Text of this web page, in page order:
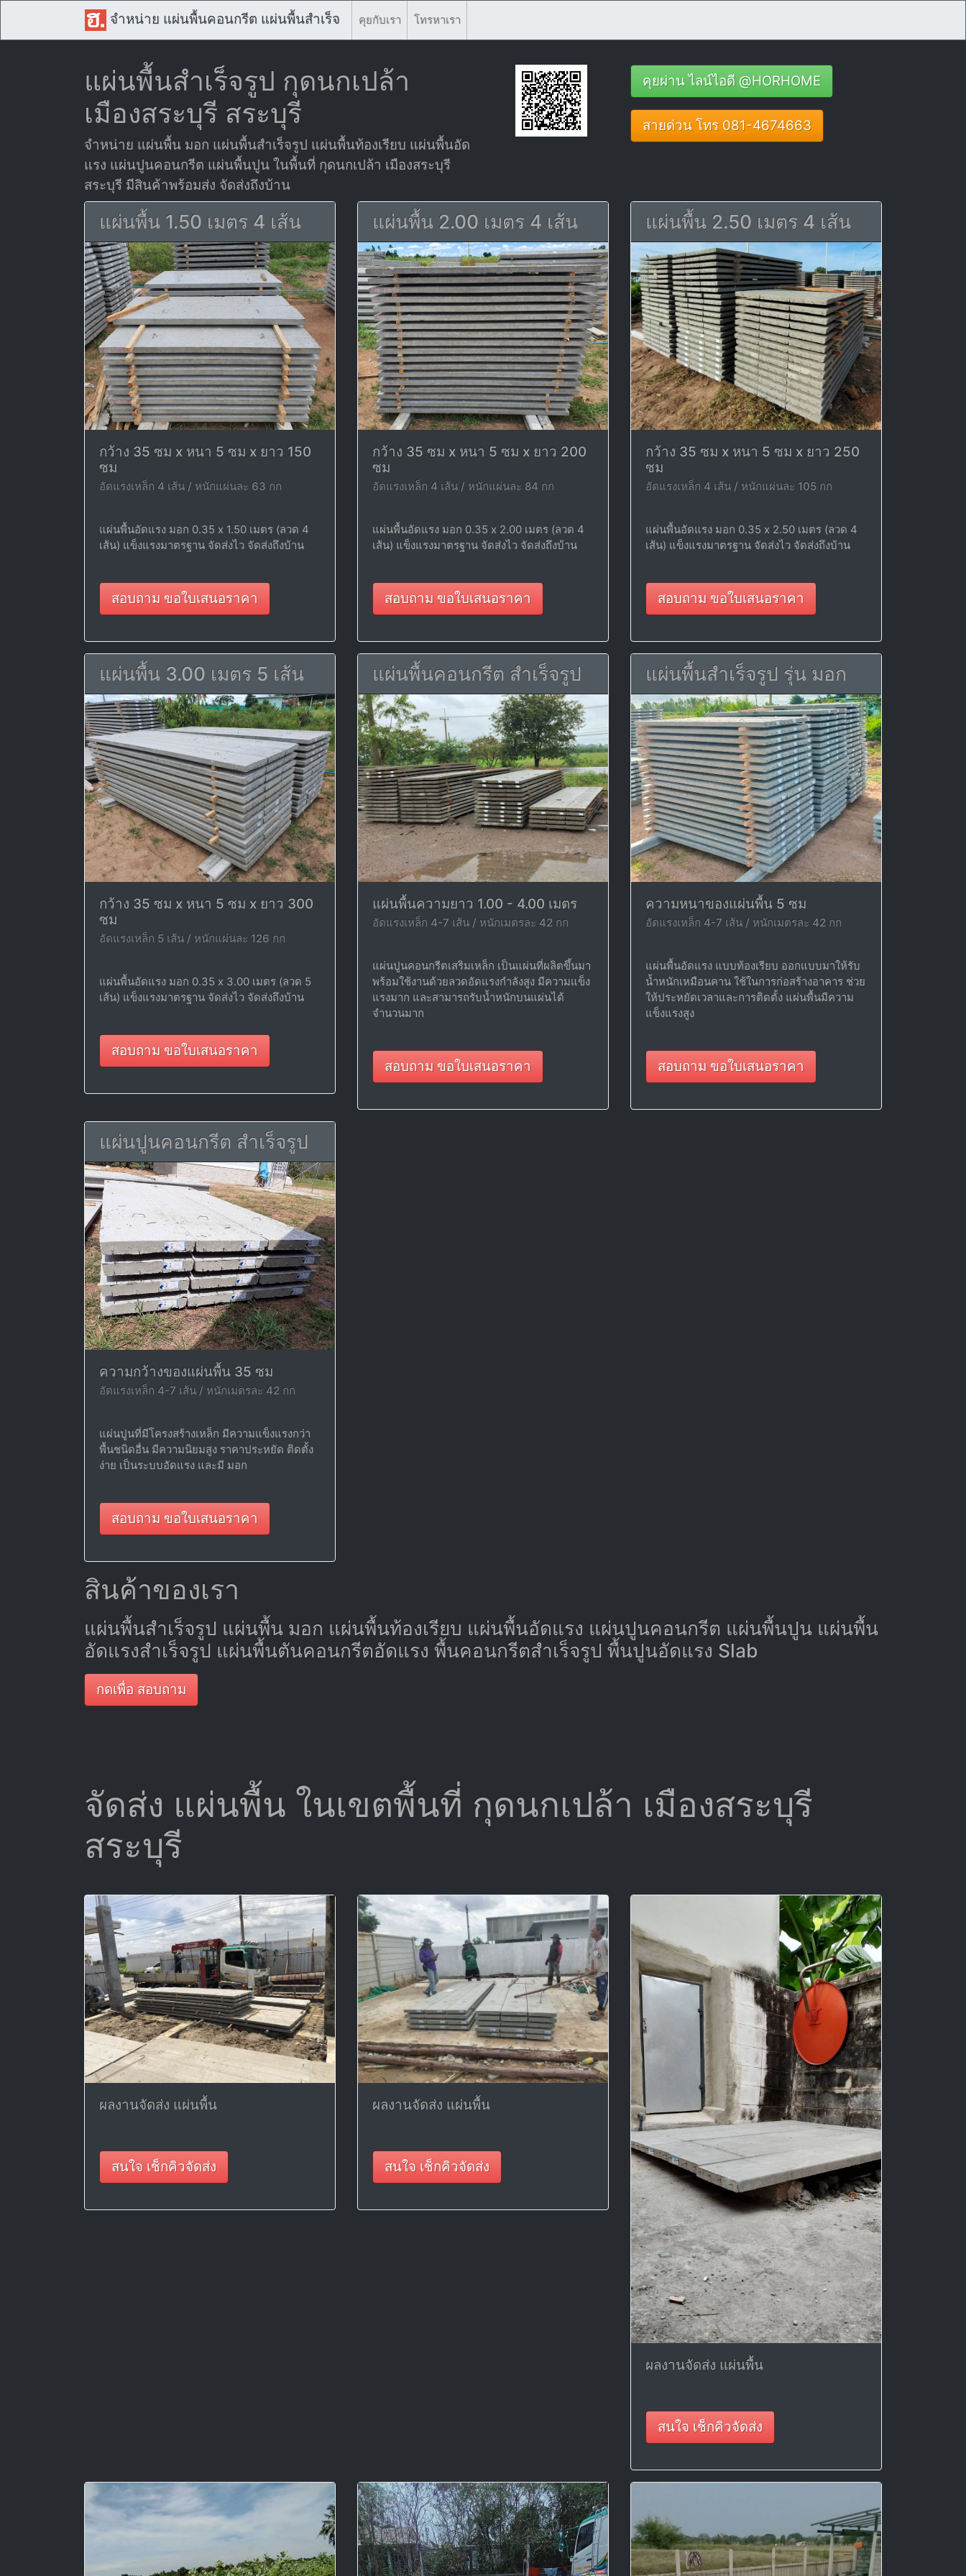
จำหน่าย แผ่นพื้นคอนกรีต แผ่นพื้นสำเร็จ คุยกับเรา โทรหาเรา
แผ่นพื้นสำเร็จรูป กุดนกเปล้า
เมืองสระบุรี สระบุรี
จำหน่าย แผ่นพื้น มอก แผ่นพื้นสำเร็จรูป แผ่นพื้นท้องเรียบ แผ่นพื้นอัด
แรง แผ่นปูนคอนกรีต แผ่นพื้นปูน ในพื้นที่ กุดนกเปล้า เมืองสระบุรี
สระบุรี มีสินค้าพร้อมส่ง จัดส่งถึงบ้าน
คุยผ่าน ไลน์ไอดี @HORHOME
สายด่วน โทร 081-4674663
แผ่นพื้น 1.50 เมตร 4 เส้น
กว้าง 35 ซม x หนา 5 ซม x ยาว 150
ซม
อัดแรงเหล็ก 4 เส้น / หนักแผ่นละ 63 กก
แผ่นพื้นอัดแรง มอก 0.35 x 1.50 เมตร (ลวด 4
เส้น) แข็งแรงมาตรฐาน จัดส่งไว จัดส่งถึงบ้าน
สอบถาม ขอใบเสนอราคา
แผ่นพื้น 2.00 เมตร 4 เส้น
กว้าง 35 ซม x หนา 5 ซม x ยาว 200
ซม
อัดแรงเหล็ก 4 เส้น / หนักแผ่นละ 84 กก
แผ่นพื้นอัดแรง มอก 0.35 x 2.00 เมตร (ลวด 4
เส้น) แข็งแรงมาตรฐาน จัดส่งไว จัดส่งถึงบ้าน
สอบถาม ขอใบเสนอราคา
แผ่นพื้น 2.50 เมตร 4 เส้น
กว้าง 35 ซม x หนา 5 ซม x ยาว 250
ซม
อัดแรงเหล็ก 4 เส้น / หนักแผ่นละ 105 กก
แผ่นพื้นอัดแรง มอก 0.35 x 2.50 เมตร (ลวด 4
เส้น) แข็งแรงมาตรฐาน จัดส่งไว จัดส่งถึงบ้าน
สอบถาม ขอใบเสนอราคา
แผ่นพื้น 3.00 เมตร 5 เส้น
กว้าง 35 ซม x หนา 5 ซม x ยาว 300
ซม
อัดแรงเหล็ก 5 เส้น / หนักแผ่นละ 126 กก
แผ่นพื้นอัดแรง มอก 0.35 x 3.00 เมตร (ลวด 5
เส้น) แข็งแรงมาตรฐาน จัดส่งไว จัดส่งถึงบ้าน
สอบถาม ขอใบเสนอราคา
แผ่นพื้นคอนกรีต สำเร็จรูป
แผ่นพื้นความยาว 1.00 - 4.00 เมตร
อัดแรงเหล็ก 4-7 เส้น / หนักเมตรละ 42 กก
แผ่นปูนคอนกรีตเสริมเหล็ก เป็นแผ่นที่ผลิตขึ้นมา
พร้อมใช้งานด้วยลวดอัดแรงกำลังสูง มีความแข็ง
แรงมาก และสามารถรับน้ำหนักบนแผ่นได้
จำนวนมาก
สอบถาม ขอใบเสนอราคา
แผ่นพื้นสำเร็จรูป รุ่น มอก
ความหนาของแผ่นพื้น 5 ซม
อัดแรงเหล็ก 4-7 เส้น / หนักเมตรละ 42 กก
แผ่นพื้นอัดแรง แบบท้องเรียบ ออกแบบมาให้รับ
น้ำหนักเหมือนคาน ใช้ในการก่อสร้างอาคาร ช่วย
ให้ประหยัดเวลาและการติดตั้ง แผ่นพื้นมีความ
แข็งแรงสูง
สอบถาม ขอใบเสนอราคา
แผ่นปูนคอนกรีต สำเร็จรูป
ความกว้างของแผ่นพื้น 35 ซม
อัดแรงเหล็ก 4-7 เส้น / หนักเมตรละ 42 กก
แผ่นปูนที่มีโครงสร้างเหล็ก มีความแข็งแรงกว่า
พื้นชนิดอื่น มีความนิยมสูง ราคาประหยัด ติดตั้ง
ง่าย เป็นระบบอัดแรง และมี มอก
สอบถาม ขอใบเสนอราคา
สินค้าของเรา
แผ่นพื้นสำเร็จรูป แผ่นพื้น มอก แผ่นพื้นท้องเรียบ แผ่นพื้นอัดแรง แผ่นปูนคอนกรีต แผ่นพื้นปูน แผ่นพื้น
อัดแรงสำเร็จรูป แผ่นพื้นตันคอนกรีตอัดแรง พื้นคอนกรีตสำเร็จรูป พื้นปูนอัดแรง Slab
กดเพื่อ สอบถาม
จัดส่ง แผ่นพื้น ในเขตพื้นที่ กุดนกเปล้า เมืองสระบุรี
สระบุรี
ผลงานจัดส่ง แผ่นพื้น
สนใจ เช็กคิวจัดส่ง
ผลงานจัดส่ง แผ่นพื้น
สนใจ เช็กคิวจัดส่ง
ผลงานจัดส่ง แผ่นพื้น
สนใจ เช็กคิวจัดส่ง